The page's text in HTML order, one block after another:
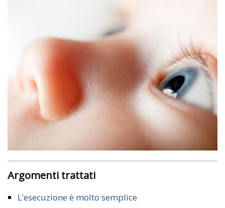
Argomenti trattati
L’esecuzione è molto semplice